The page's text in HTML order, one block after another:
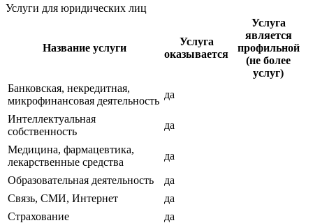
Услуги для юридических лиц
Название услуги
Услуга
оказывается
Услуга
является
профильной
(не более
услуг)
Банковская, некредитная,
микрофинансовая деятельность
да
Интеллектуальная
собственность
да
Медицина, фармацевтика,
лекарственные средства
да
Образовательная деятельность
да
Связь, СМИ, Интернет
да
Страхование
да